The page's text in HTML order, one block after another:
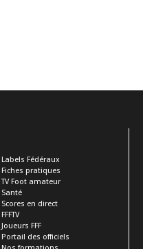
Labels Fédéraux
Fiches pratiques
TV Foot amateur
Santé
Scores en direct
FFFTV
Joueurs FFF
Portail des officiels